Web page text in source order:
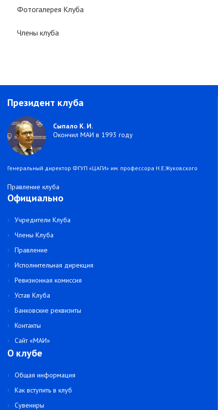
Фотогалерея Клуба
Члены клуба
Президент клуба
Сыпало К. И.
Окончил МАИ в 1993 году
Генеральный директор ФГУП «ЦАГИ» им. профессора Н.Е.Жуковского
Правление клуба
Официально
Учредители Клуба
Члены Клуба
Правление
Исполнительная дирекция
Ревизионная комиссия
Устав Клуба
Банковские реквизиты
Контакты
Сайт «МАИ»
О клубе
Общая информация
Как вступить в клуб
Сувениры